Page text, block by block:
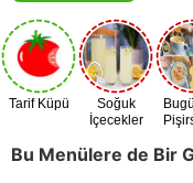
Tarif Küpü
Soğuk
İçecekler
Bu Menülere de Bir